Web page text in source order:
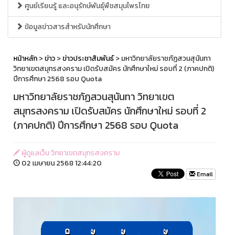
ศูนย์เรียนรู้ และอนุรักษ์พันธุ์พืชสมุนไพรไทย
ข้อมูลข่าวสารสำหรับนักศึกษา
หน้าหลัก>ข่าว>ข่าวประชาสัมพันธ์> มหาวิทยาลัยราชภัฏสวนสุนันทา
วิทยาเขตสมุทรสงคราม เปิดรับสมัคร นักศึกษาใหม่ รอบที่ 2 (ภาคปกติ)
ปีการศึกษา 2568 รอบ Quota
มหาวิทยาลัยราชภัฏสวนสุนันทา วิทยาเขต
สมุทรสงคราม เปิดรับสมัคร นักศึกษาใหม่ รอบที่ 2
(ภาคปกติ) ปีการศึกษา 2568 รอบ Quota
ผู้ดูแลเว็บ วิทยาเขตสมุทรสงคราม
02 เมษายน 2568 12:44:20
Email